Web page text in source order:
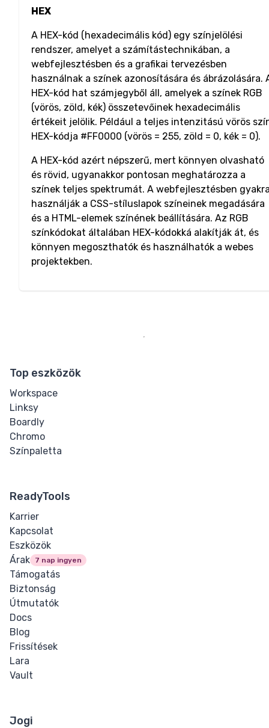
HEX
A HEX-kód (hexadecimális kód) egy színjelölési
rendszer, amelyet a számítástechnikában, a
webfejlesztésben és a grafikai tervezésben
használnak a színek azonosítására és ábrázolására.
HEX-kód hat számjegyből áll, amelyek a színek RGB
(vörös, zöld, kék) összetevőinek hexadecimális
értékeit jelölik. Például a teljes intenzitású vörös
HEX-kódja #FF0000 (vörös = 255, zöld = 0, kék = 0).
A HEX-kód azért népszerű, mert könnyen olvasható
és rövid, ugyanakkor pontosan meghatározza a
színek teljes spektrumát. A webfejlesztésben
használják a CSS-stíluslapok színeinek megadására
és a HTML-elemek színének beállítására. Az RGB
színkódokat általában HEX-kódokká alakítják át, és
könnyen megoszthatók és használhatók a webes
projektekben.
Top eszközök
Workspace
Linksy
Boardly
Chromo
Színpaletta
ReadyTools
Karrier
Kapcsolat
Eszközök
Árak
7 nap ingyen
Támogatás
Biztonság
Útmutatók
Docs
Blog
Frissítések
Lara
Vault
Jogi